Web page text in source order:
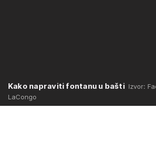
Kako napraviti fontanu u baštiIzvor:
LaCongo